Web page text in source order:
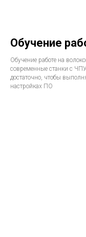
Обучение
Обучение работе на
современные станки с
достаточно, чтобы
настройках ПО